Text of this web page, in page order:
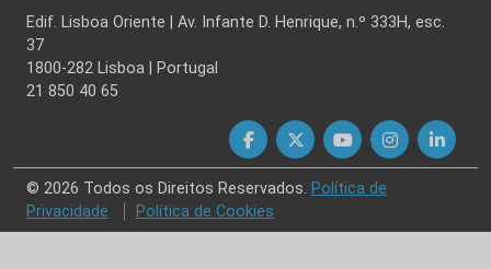
Edif. Lisboa Oriente | Av. Infante D. Henrique, n.º 333H, esc.
37
1800-282 Lisboa | Portugal
21 850 40 65
© 2026 Todos os Direitos Reservados. Política de
Privacidade
Política de Cookies